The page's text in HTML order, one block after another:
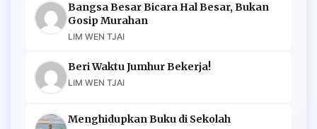
Bangsa Besar Bicara Hal Besar, Bukan
Gosip Murahan
LIM WEN TJAI
Beri Waktu Jumhur Bekerja!
LIM WEN TJAI
Menghidupkan Buku di Sekolah